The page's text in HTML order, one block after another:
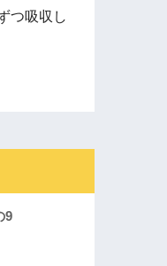
つ吸収し
9